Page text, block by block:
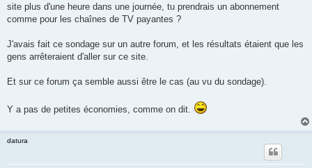
site plus d'une heure dans une journée, tu prendrais un abonnement
comme pour les chaînes de TV payantes ?
J'avais fait ce sondage sur un autre forum, et les résultats étaient que les
gens arrêteraient d'aller sur ce site.
Et sur ce forum ça semble aussi être le cas (au vu du sondage).
Y a pas de petites économies, comme on dit.
datura